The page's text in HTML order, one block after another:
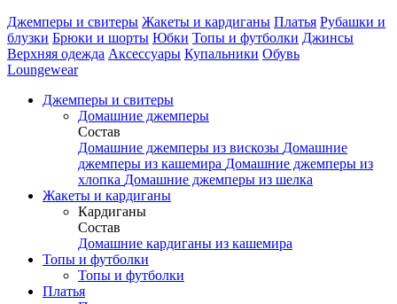
Джемперы и свитеры Жакеты и кардиганы Платья Рубашки и
блузки Брюки и шорты Юбки Топы и футболки Джинсы
Верхняя одежда Аксесcуары Купальники Обувь
Loungewear
Джемперы и свитеры
Домашние джемперы
Состав
Домашние джемперы из вискозы Домашние
джемперы из кашемира Домашние джемперы из
хлопка Домашние джемперы из шелка
Жакеты и кардиганы
Кардиганы
Состав
Домашние кардиганы из кашемира
Топы и футболки
Топы и футболки
Платья